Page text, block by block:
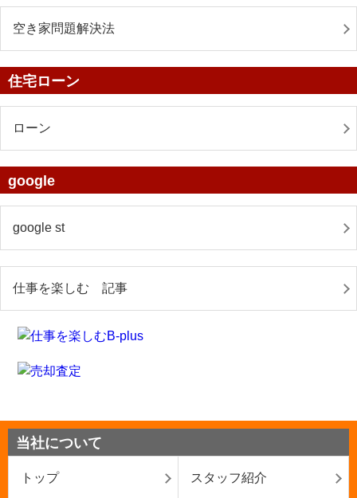
空き家問題解決法
住宅ローン
ローン
google
google st
仕事を楽しむ 記事
当社について
トップ スタッフ紹介